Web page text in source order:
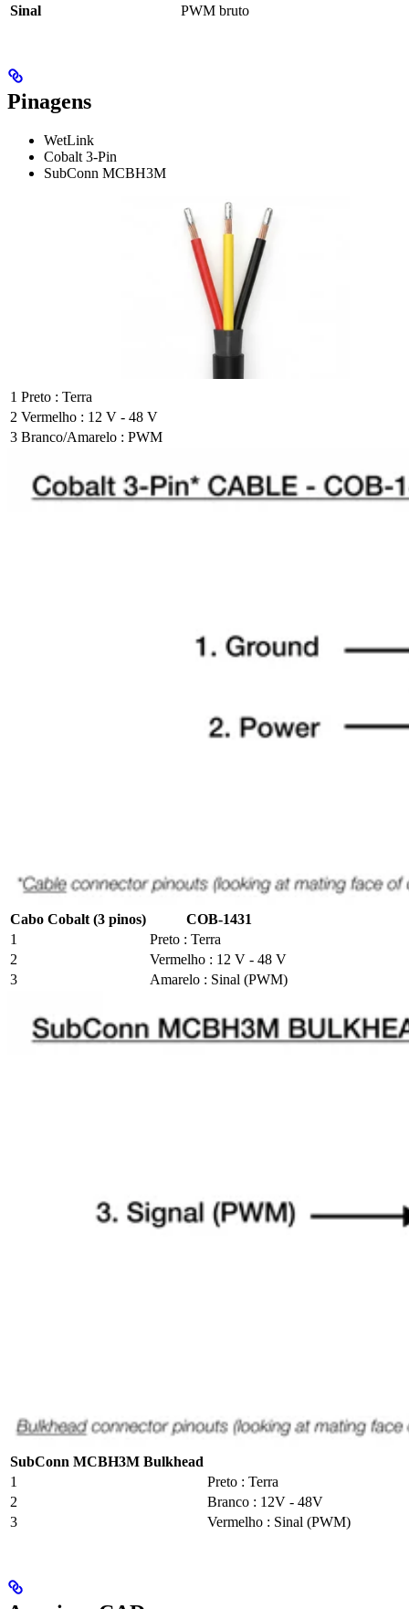
Sinal
PWM bruto
Pinagens
WetLink
Cobalt 3-Pin
SubConn MCBH3M
1 Preto : Terra
2 Vermelho : 12 V - 48 V
3 Branco/Amarelo : PWM
Cabo Cobalt (3 pinos)
COB-1431
1
Preto : Terra
2
Vermelho : 12 V - 48 V
3
Amarelo : Sinal (PWM)
SubConn MCBH3M Bulkhead
1
Preto : Terra
2
Branco : 12V - 48V
3
Vermelho : Sinal (PWM)